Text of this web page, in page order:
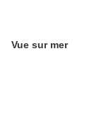
Vue sur mer